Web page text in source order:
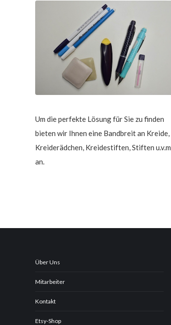
Um die perfekte Lösung für Sie zu finden
bieten wir Ihnen eine Bandbreit an Kreide,
Kreiderädchen, Kreidestiften, Stiften u.v.m.
an.
Über Uns
Mitarbeiter
Kontakt
Etsy-Shop